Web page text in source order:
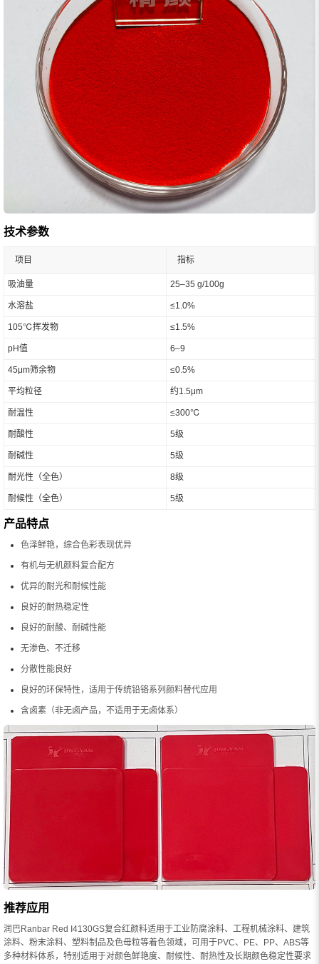
技术参数
项目 指标
吸油量 25–35 g/100g
水溶盐 ≤1.0%
105℃挥发物 ≤1.5%
pH值 6–9
45μm筛余物 ≤0.5%
平均粒径 约1.5μm
耐温性 ≤300℃
耐酸性 5级
耐碱性 5级
耐光性（全色） 8级
耐候性（全色） 5级
产品特点
色泽鲜艳，综合色彩表现优异
有机与无机颜料复合配方
优异的耐光和耐候性能
良好的耐热稳定性
良好的耐酸、耐碱性能
无渗色、不迁移
分散性能良好
良好的环保特性，适用于传统铅铬系列颜料替代应用
含卤素（非无卤产品，不适用于无卤体系）
推荐应用
润巴Ranbar Red I4130GS复合红颜料适用于工业防腐涂料、工程机械涂料、建筑
涂料、粉末涂料、塑料制品及色母粒等着色领域，可用于PVC、PE、PP、ABS等
多种材料体系，特别适用于对颜色鲜艳度、耐候性、耐热性及长期颜色稳定性要求